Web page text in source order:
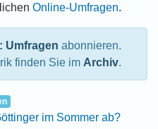
Online-Umfragen.
Umfragen abonnieren.
finden Sie im Archiv.
im Sommer ab?